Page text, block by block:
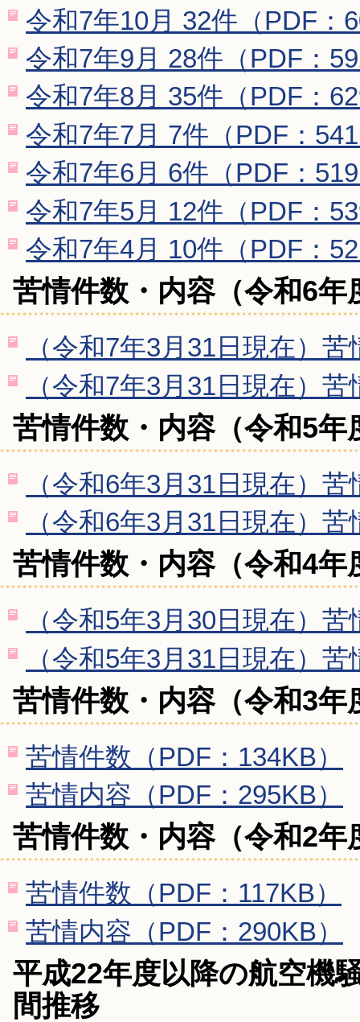
令和7年10月 32件（PDF：
令和7年9月 28件（PDF：
令和7年8月 35件（PDF：
令和7年7月 7件（PDF：
令和7年6月 6件（PDF：
令和7年5月 12件（PDF：
令和7年4月 10件（PDF：
苦情件数・内容（令和6年
（令和7年3月31日現在）
（令和7年3月31日現在）
苦情件数・内容（令和5年
（令和6年3月31日現在）
（令和6年3月31日現在）
苦情件数・内容（令和4年
（令和5年3月30日現在）
（令和5年3月31日現在）
苦情件数・内容（令和3年
苦情件数（PDF：134KB）
苦情内容（PDF：295KB）
苦情件数・内容（令和2年
苦情件数（PDF：117KB）
苦情内容（PDF：290KB）
平成22年度以降の航空機
間推移